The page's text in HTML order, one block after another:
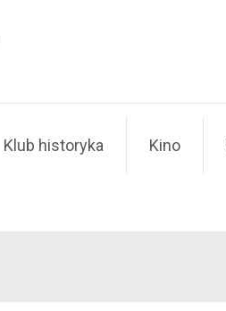
Klub historyka Kino